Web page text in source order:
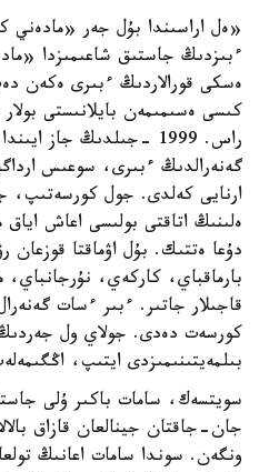
«ەل اراسىندا بۇل جەر «مادەني
ءبىزدىڭ جاستىق شاعىمىزدا
ەسكى قورالاردىڭ ءبىرى ەكەن
كىسى ەسىمىمەن بايلانىستى
راس. 1999 -جىلدىڭ جاز
گەنەرالدىڭ ءبىرى، سوعىس
ارنايى كەلدى. جول كورسەتىپ،
ەلىنىڭ اتاقتى بولىسى اعاش اياق
دۇعا ەتتىك. بۇل اۋماقتا قوزعان
بارماقباي، كاركەي، نۇرجانباي،
قاجىلار جاتىر. ءبىر ءسات
كورسەت دەدى. جولاي ول جەردىڭ
بىلمەيتىنىمىزدى ايتىپ،
سويتسەك، سامات باكىر ۇلى
جان-جاقتان جينالعان قازاق
ونگەن. سوندا سامات اعانىڭ